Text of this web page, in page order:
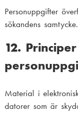
Personuppgifter
sökandens samtycke.
12.
Material i
datorer som är